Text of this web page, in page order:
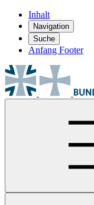
Inhalt
Navigation
Suche
Anfang Footer